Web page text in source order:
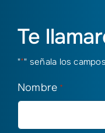
Te
"*" señala los
Nombre *